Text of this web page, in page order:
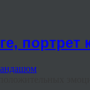
портрет